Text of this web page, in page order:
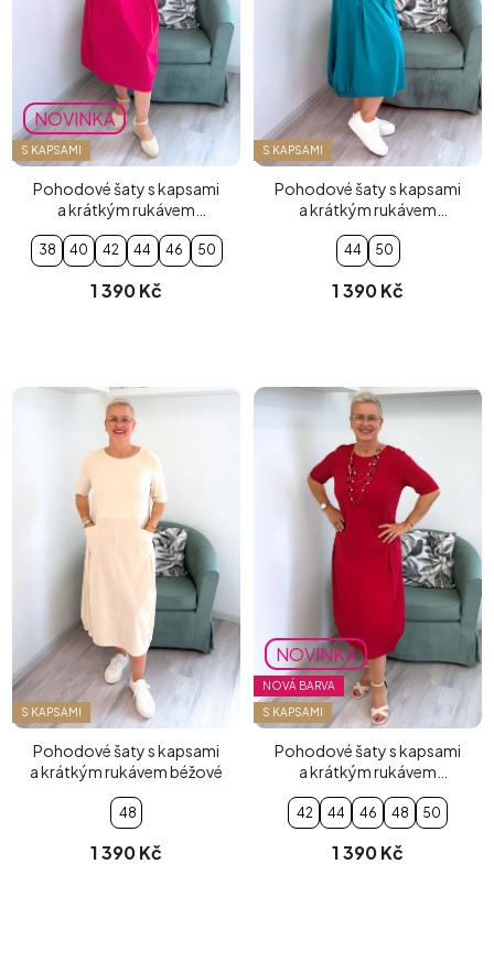
NOVINKA
S KAPSAMI
Pohodové šaty s kapsami
a krátkým rukávem
fuchsiové
38 40 42 44 46 50
1 390 Kč
S KAPSAMI
Pohodové šaty s kapsami
a krátkým rukávem
tyrkysové
44 50
1 390 Kč
S KAPSAMI
Pohodové šaty s kapsami
a krátkým rukávem béžové
48
1 390 Kč
NOVINKA
NOVÁ BARVA
S KAPSAMI
Pohodové šaty s kapsami
a krátkým rukávem
červené
42 44 46 48 50
1 390 Kč